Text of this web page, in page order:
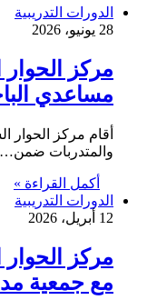
الدورات التدريبية
28 يونيو، 2026
مركز
مساعدي
أقام مركز الحوار
والمتدربات ضمن…
أكمل القراءة »
الدورات التدريبية
12 أبريل، 2026
مركز
مع جمعية